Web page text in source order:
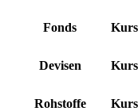
Fonds Kurs
Devisen Kurs
Rohstoffe Kurs